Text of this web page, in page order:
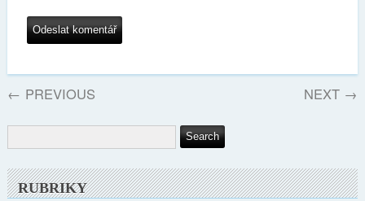
← PREVIOUS NEXT →
RUBRIKY